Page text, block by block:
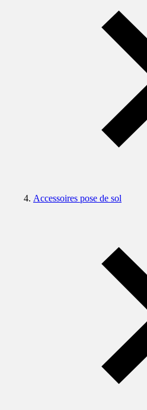
Accessoires pose de sol